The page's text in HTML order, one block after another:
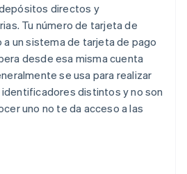
directos y
Tu número de tarjeta de
un sistema de tarjeta de pago
desde esa misma cuenta
se usa para realizar
distintos y no son
uno no te da acceso a las